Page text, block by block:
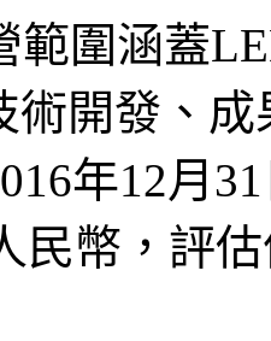
範圍涵蓋
術開發、
年12月
民幣，評